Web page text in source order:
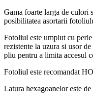
Gama foarte larga de culori
posibilitatea asortarii
Fotoliul este umplut cu
rezistente la uzura si usor
pliu pentru a limita accesul
Fotoliul este recomandat
Latura hexagoanelor este de